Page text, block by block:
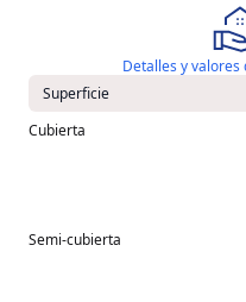
Detalles y valores
Superficie
Cubierta
Semi-cubierta